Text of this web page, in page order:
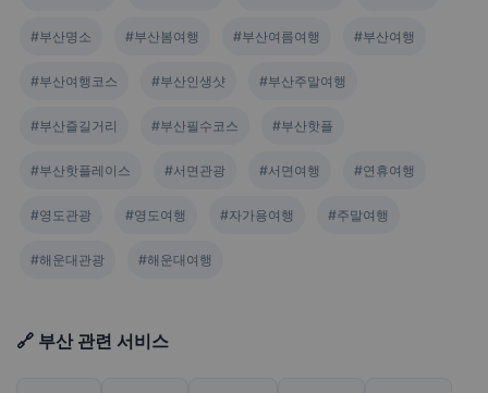
#부산명소 #부산봄여행 #부산여름여행 #부산여행
#부산여행코스 #부산인생샷 #부산주말여행
#부산즐길거리 #부산필수코스 #부산핫플
#부산핫플레이스 #서면관광 #서면여행 #연휴여행
#영도관광 #영도여행 #자가용여행 #주말여행
#해운대관광 #해운대여행
🔗 부산 관련 서비스